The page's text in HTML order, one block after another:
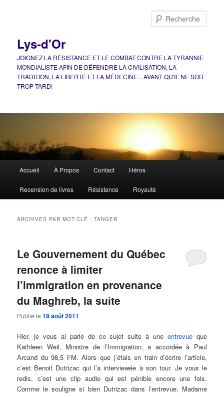
Lys-d'Or
JOIGNEZ LA RÉSISTANCE ET LE COMBAT CONTRE LA TYRANNIE
MONDIALISTE AFIN DE DÉFENDRE LA CIVILISATION, LA
TRADITION, LA LIBERTÉ ET LA MÉDECINE…AVANT QU'IL NE SOIT
TROP TARD!
principal
Accueil À Propos Contact Héros
Recension de livres Résistance Royauté
ARCHIVES PAR MOT-CLÉ :TANGER
Le Gouvernement du Québec
renonce à limiter
l’immigration en provenance
du Maghreb, la suite
Publié le19 août 2011
Hier, je vous ai parlé de ce sujet suite à uneentrevue que
Kathleen Weil, Ministre de l’Immigration, a accordée à Paul
Arcand du 98,5 FM. Alors que j’étais en train d’écrire l’article,
c’est Benoit Dutrizac qui l’a interviewée à son tour. Je vous le
redis, c’est une clip audio qui est pénible encore une fois.
Comme le souligne si bien Dutrizac dans l’entrevue, Madame